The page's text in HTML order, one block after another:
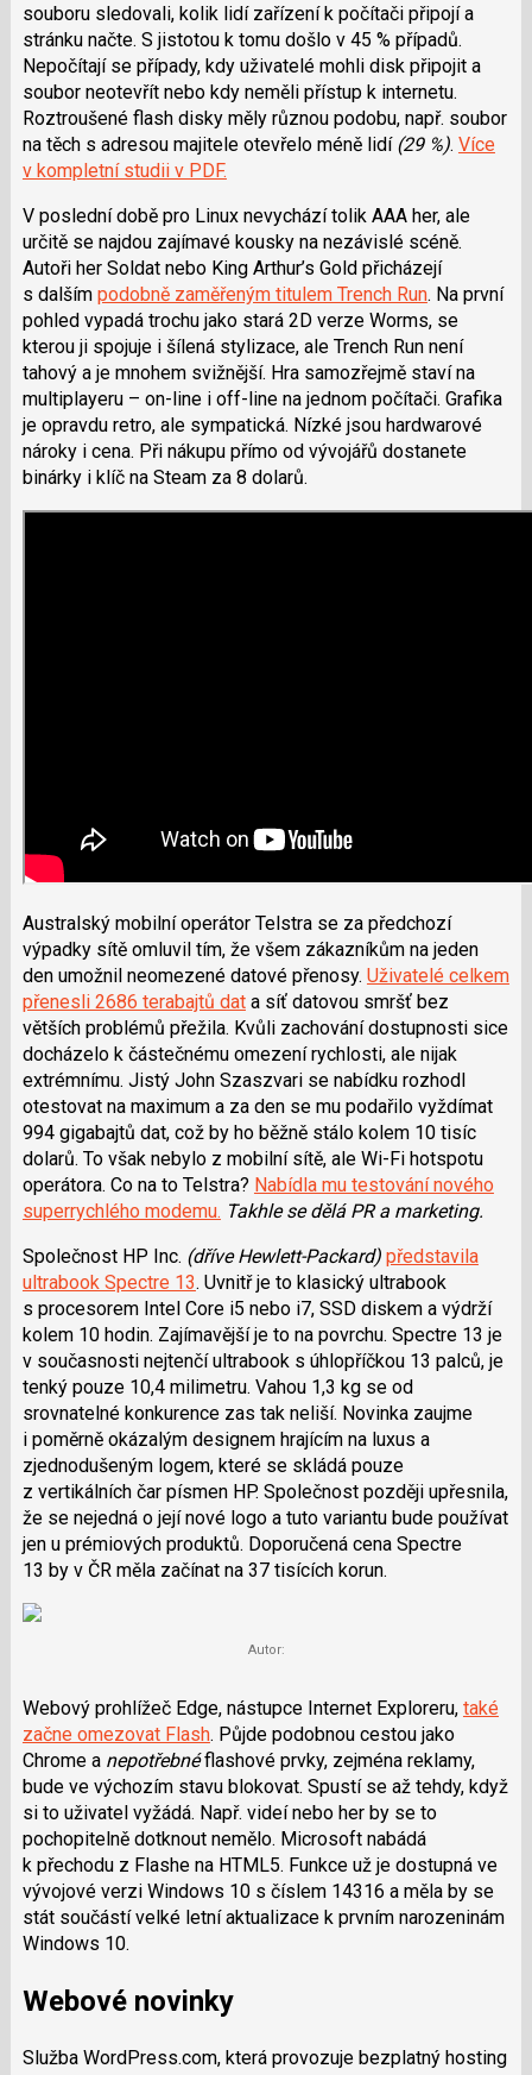
souboru sledovali, kolik lidí zařízení k počítači připojí a
stránku načte. S jistotou k tomu došlo v 45 % případů.
Nepočítají se případy, kdy uživatelé mohli disk připojit a
soubor neotevřít nebo kdy neměli přístup k internetu.
Roztroušené flash disky měly různou podobu, např. soubor
na těch s adresou majitele otevřelo méně lidí (29 %). Více
v kompletní studii v PDF.
V poslední době pro Linux nevychází tolik AAA her, ale
určitě se najdou zajímavé kousky na nezávislé scéně.
Autoři her Soldat nebo King Arthur’s Gold přicházejí
s dalším podobně zaměřeným titulem Trench Run. Na první
pohled vypadá trochu jako stará 2D verze Worms, se
kterou ji spojuje i šílená stylizace, ale Trench Run není
tahový a je mnohem svižnější. Hra samozřejmě staví na
multiplayeru – on-line i off-line na jednom počítači. Grafika
je opravdu retro, ale sympatická. Nízké jsou hardwarové
nároky i cena. Při nákupu přímo od vývojářů dostanete
binárky i klíč na Steam za 8 dolarů.
Australský mobilní operátor Telstra se za předchozí
výpadky sítě omluvil tím, že všem zákazníkům na jeden
den umožnil neomezené datové přenosy. Uživatelé celkem
přenesli 2686 terabajtů data síť datovou smršť bez
větších problémů přežila. Kvůli zachování dostupnosti sice
docházelo k částečnému omezení rychlosti, ale nijak
extrémnímu. Jistý John Szaszvari se nabídku rozhodl
otestovat na maximum a za den se mu podařilo vyždímat
994 gigabajtů dat, což by ho běžně stálo kolem 10 tisíc
dolarů. To však nebylo z mobilní sítě, ale Wi-Fi hotspotu
operátora. Co na to Telstra? Nabídla mu testování nového
superrychlého modemu. Takhle se dělá PR a marketing.
Společnost HP Inc. (dříve Hewlett-Packard) představila
ultrabook Spectre 13. Uvnitř je to klasický ultrabook
s procesorem Intel Core i5 nebo i7, SSD diskem a výdrží
kolem 10 hodin. Zajímavější je to na povrchu. Spectre 13 je
v současnosti nejtenčí ultrabook s úhlopříčkou 13 palců, je
tenký pouze 10,4 milimetru. Vahou 1,3 kg se od
srovnatelné konkurence zas tak neliší. Novinka zaujme
i poměrně okázalým designem hrajícím na luxus a
zjednodušeným logem, které se skládá pouze
z vertikálních čar písmen HP. Společnost později upřesnila,
že se nejedná o její nové logo a tuto variantu bude používat
jen u prémiových produktů. Doporučená cena Spectre
13 by v ČR měla začínat na 37 tisících korun.
Autor:
Webový prohlížeč Edge, nástupce Internet Exploreru, také
začne omezovat Flash. Půjde podobnou cestou jako
Chrome a nepotřebnéflashové prvky, zejména reklamy,
bude ve výchozím stavu blokovat. Spustí se až tehdy, když
si to uživatel vyžádá. Např. videí nebo her by se to
pochopitelně dotknout nemělo. Microsoft nabádá
k přechodu z Flashe na HTML5. Funkce už je dostupná ve
vývojové verzi Windows 10 s číslem 14316 a měla by se
stát součástí velké letní aktualizace k prvním narozeninám
Windows 10.
Webové novinky
Služba WordPress.com, která provozuje bezplatný hosting